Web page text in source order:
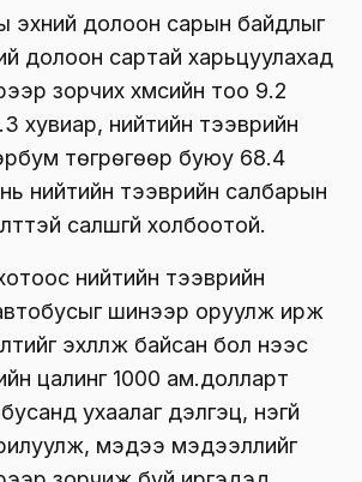
эхний долоон сарын байдлыг
долоон сартай харьцуулахад
зорчих хүмүүсийн тоо 9.2
хувиар, нийтийн тээврийн
төгрөгөөр буюу 68.4
нийтийн тээврийн салбарын
салшгүй холбоотой.
нийтийн тээврийн
шинээр оруулж ирж
эхлүүлж байсан бол үүнээс
цалинг 1000 ам.долларт
ухаалаг дэлгэц, үнэгүй
мэдээ мэдээллийг